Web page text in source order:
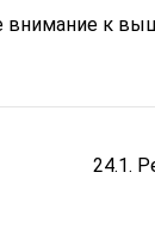
внимание к
24.1.